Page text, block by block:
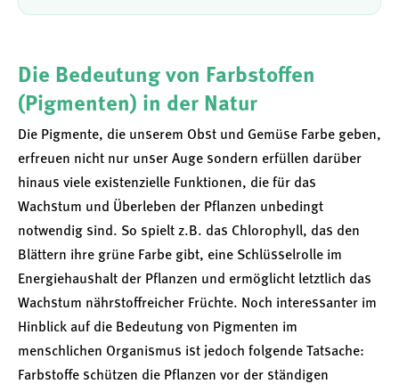
Die Bedeutung von Farbstoffen
(Pigmenten) in der Natur
Die Pigmente, die unserem Obst und Gemüse Farbe geben,
erfreuen nicht nur unser Auge sondern erfüllen darüber
hinaus viele existenzielle Funktionen, die für das
Wachstum und Überleben der Pflanzen unbedingt
notwendig sind. So spielt z.B. das Chlorophyll, das den
Blättern ihre grüne Farbe gibt, eine Schlüsselrolle im
Energiehaushalt der Pflanzen und ermöglicht letztlich das
Wachstum nährstoffreicher Früchte. Noch interessanter im
Hinblick auf die Bedeutung von Pigmenten im
menschlichen Organismus ist jedoch folgende Tatsache:
Farbstoffe schützen die Pflanzen vor der ständigen